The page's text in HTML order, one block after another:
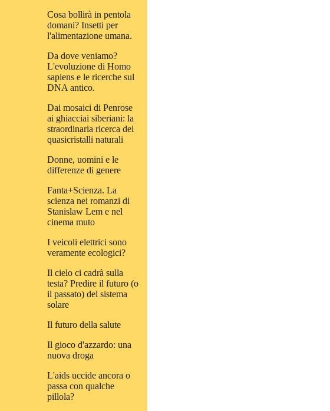
Cosa bollirà in pentola
domani? Insetti per
l'alimentazione umana.
Da dove veniamo?
L'evoluzione di Homo
sapiens e le ricerche sul
DNA antico.
Dai mosaici di Penrose
ai ghiacciai siberiani: la
straordinaria ricerca dei
quasicristalli naturali
Donne, uomini e le
differenze di genere
Fanta+Scienza. La
scienza nei romanzi di
Stanislaw Lem e nel
cinema muto
I veicoli elettrici sono
veramente ecologici?
Il cielo ci cadrà sulla
testa? Predire il futuro (o
il passato) del sistema
solare
Il futuro della salute
Il gioco d'azzardo: una
nuova droga
L'aids uccide ancora o
passa con qualche
pillola?